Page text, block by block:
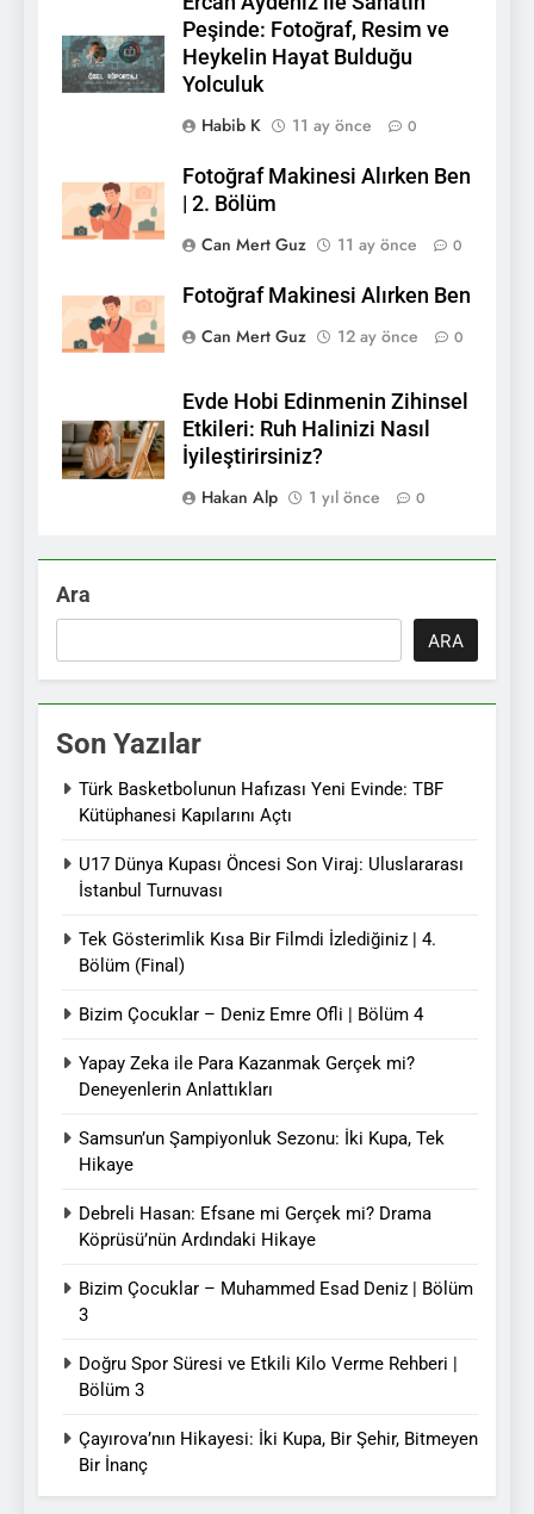
Peşinde: Fotoğraf, Resim ve
Heykelin Hayat Bulduğu
Yolculuk
Habib K
11 ay önce 0
Fotoğraf Makinesi Alırken Ben
| 2. Bölüm
Can Mert Guz
11 ay önce 0
Fotoğraf Makinesi Alırken Ben
Can Mert Guz
12 ay önce 0
Evde Hobi Edinmenin Zihinsel
Etkileri: Ruh Halinizi Nasıl
İyileştirirsiniz?
Hakan Alp
1 yıl önce 0
Ara
ARA
Son Yazılar
Türk Basketbolunun Hafızası Yeni Evinde: TBF
Kütüphanesi Kapılarını Açtı
U17 Dünya Kupası Öncesi Son Viraj: Uluslararası
İstanbul Turnuvası
Tek Gösterimlik Kısa Bir Filmdi İzlediğiniz | 4.
Bölüm (Final)
Bizim Çocuklar – Deniz Emre Ofli | Bölüm 4
Yapay Zeka ile Para Kazanmak Gerçek mi?
Deneyenlerin Anlattıkları
Samsun’un Şampiyonluk Sezonu: İki Kupa, Tek
Hikaye
Debreli Hasan: Efsane mi Gerçek mi? Drama
Köprüsü’nün Ardındaki Hikaye
Bizim Çocuklar – Muhammed Esad Deniz | Bölüm
3
Doğru Spor Süresi ve Etkili Kilo Verme Rehberi |
Bölüm 3
Çayırova’nın Hikayesi: İki Kupa, Bir Şehir, Bitmeyen
Bir İnanç